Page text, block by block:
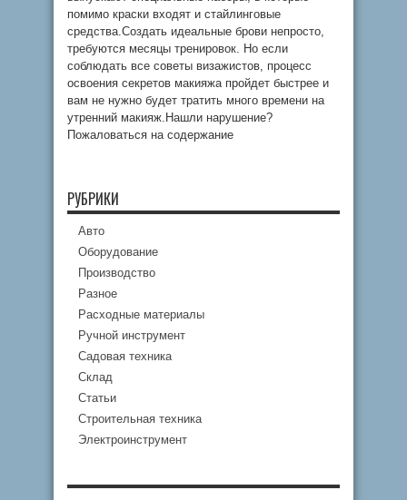
помимо краски входят и стайлинговые
средства.Создать идеальные брови непросто,
требуются месяцы тренировок. Но если
соблюдать все советы визажистов, процесс
освоения секретов макияжа пройдет быстрее и
вам не нужно будет тратить много времени на
утренний макияж.Нашли нарушение?
Пожаловаться на содержание
РУБРИКИ
Авто
Оборудование
Производство
Разное
Расходные материалы
Ручной инструмент
Садовая техника
Склад
Статьи
Строительная техника
Электроинструмент